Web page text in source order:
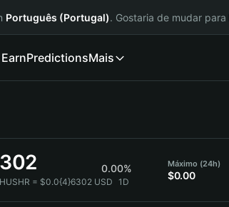
Português (Portugal). Gostaria de mudar para
EarnPredictionsMais
0.00%
= $0.0{4}6302 USD 1D
Máximo (24h)
$0.00